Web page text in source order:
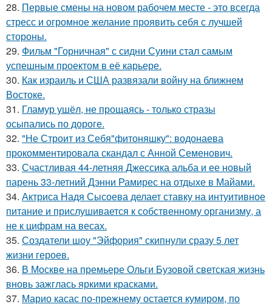
28. Первые смены на новом рабочем месте - это всегда
стресс и огромное желание проявить себя с лучшей
стороны.
29. Фильм "Горничная" с сидни Суини стал самым
успешным проектом в её карьере.
30. Как израиль и США развязали войну на ближнем
Востоке.
31. Гламур ушёл, не прощаясь - только стразы
осыпались по дороге.
32. "Не Строит из Себя"фитоняшку": водонаева
прокомментировала скандал с Анной Семенович.
33. Счастливая 44-летняя Джессика альба и ее новый
парень 33-летний Дэнни Рамирес на отдыхе в Майами.
34. Актриса Надя Сысоева делает ставку на интуитивное
питание и прислушивается к собственному организму, а
не к цифрам на весах.
35. Создатели шоу "Эйфория" скипнули сразу 5 лет
жизни героев.
36. В Москве на премьере Ольги Бузовой светская жизнь
вновь зажглась яркими красками.
37. Марио касас по-прежнему остается кумиром, по